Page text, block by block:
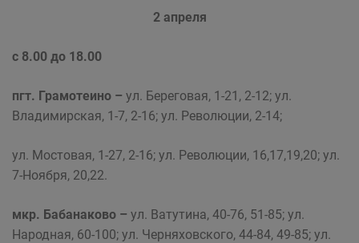
2 апреля
с 8.00 до 18.00
пгт. Грамотеино – ул. Береговая, 1-21, 2-12; ул.
Владимирская, 1-7, 2-16; ул. Революции, 2-14;
ул. Мостовая, 1-27, 2-16; ул. Революции, 16,17,19,20; ул.
7-Ноября, 20,22.
мкр. Бабанаково – ул. Ватутина, 40-76, 51-85; ул.
Народная, 60-100; ул. Черняховского, 44-84, 49-85; ул.